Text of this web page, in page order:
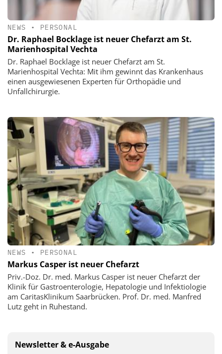
NEWS • PERSONAL
Dr. Raphael Bocklage ist neuer Chefarzt am St.
Marienhospital Vechta
Dr. Raphael Bocklage ist neuer Chefarzt am St.
Marienhospital Vechta: Mit ihm gewinnt das Krankenhaus
einen ausgewiesenen Experten für Orthopädie und
Unfallchirurgie.
NEWS • PERSONAL
Markus Casper ist neuer Chefarzt
Priv.-Doz. Dr. med. Markus Casper ist neuer Chefarzt der
Klinik für Gastroenterologie, Hepatologie und Infektiologie
am CaritasKlinikum Saarbrücken. Prof. Dr. med. Manfred
Lutz geht in Ruhestand.
Newsletter & e-Ausgabe